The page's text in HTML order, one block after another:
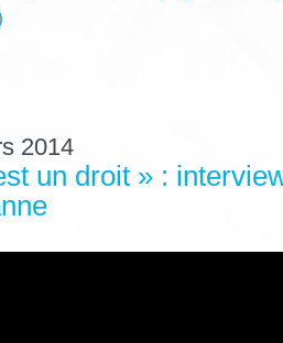
2014
un droit » :